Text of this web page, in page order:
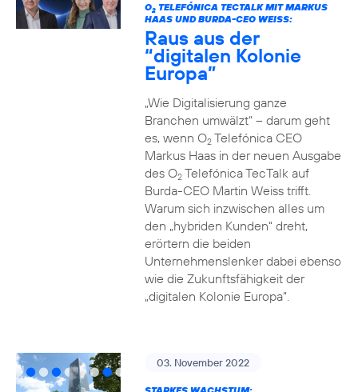
O2TELEFÓNICA TECTALK MIT MARKUS
HAAS UND BURDA-CEO WEISS:
Raus aus der
“digitalen Kolonie
Europa”
„Wie Digitalisierung ganze
Branchen umwälzt“ – darum geht
es, wenn O2Telefónica CEO
Markus Haas in der neuen Ausgabe
des O2Telefónica TecTalk auf
Burda-CEO Martin Weiss trifft.
Warum sich inzwischen alles um
den „hybriden Kunden“ dreht,
erörtern die beiden
Unternehmenslenker dabei ebenso
wie die Zukunftsfähigkeit der
„digitalen Kolonie Europa“.
03. November 2022